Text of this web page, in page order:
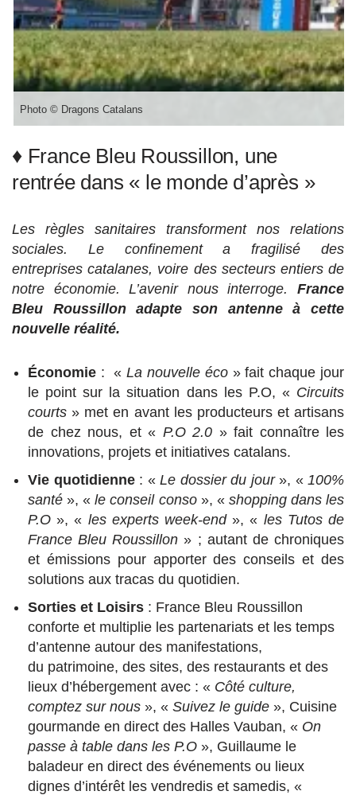
Photo © Dragons Catalans
♦ France Bleu Roussillon, une
rentrée dans « le monde d’après »
Les règles sanitaires transforment nos relations
sociales. Le confinement a fragilisé des
entreprises catalanes, voire des secteurs entiers de
notre économie. L’avenir nous interroge. France
Bleu Roussillon adapte son antenne à cette
nouvelle réalité.
Économie : «La nouvelle éco» fait chaque jour
le point sur la situation dans les P.O, « Circuits
courts » met en avant les producteurs et artisans
de chez nous, et « P.O 2.0 » fait connaître les
innovations, projets et initiatives catalans.
Vie quotidienne: « Le dossier du jour», «100%
santé », «le conseil conso», « shopping dans les
P.O », « les experts week-end», « les Tutos de
France Bleu Roussillon » ; autant de chroniques
et émissions pour apporter des conseils et des
solutions aux tracas du quotidien.
Sorties et Loisirs : France Bleu Roussillon
conforte et multiplie les partenariats et les temps
d’antenne autour des manifestations,
du patrimoine, des sites, des restaurants et des
lieux d’hébergement avec : « Côté culture,
comptez sur nous », « Suivez le guide », Cuisine
gourmande en direct des Halles Vauban, « On
passe à table dans les P.O », Guillaume le
baladeur en direct des événements ou lieux
dignes d’intérêt les vendredis et samedis, «